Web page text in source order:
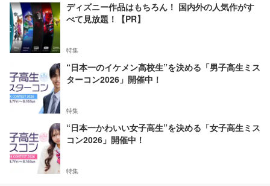
ディズニー作品はもちろん！ 国内外の人気作がす
べて見放題！【PR】
特集
“日本一のイケメン高校生”を決める「男子高生ミス
ターコン2026」開催中！
特集
“日本一かわいい女子高生”を決める「女子高生ミス
コン2026」開催中！
特集